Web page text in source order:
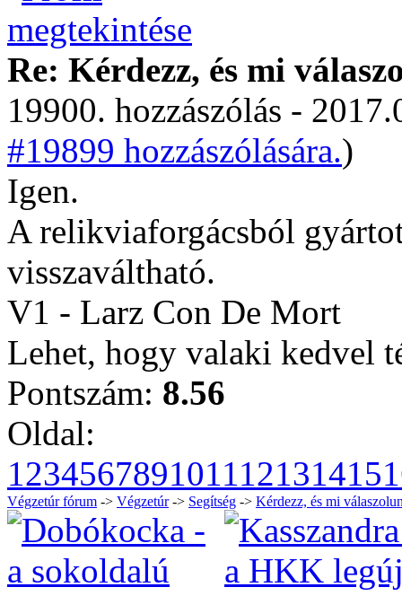
Re: Kérdezz, és mi
19900. hozzászólás -
#19899 hozzászólására.)
Igen.
A relikviaforgácsból
visszaváltható.
V1 - Larz Con De Mort
Lehet, hogy valaki kedvel
Pontszám: 8.56
Oldal:
123456789101112131415
Végzetúr fórum -> Végzetúr-> Segítség -> Kérdezz, és mi